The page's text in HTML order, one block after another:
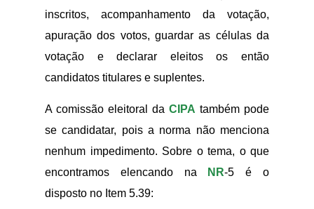
inscritos, acompanhamento da votação,
apuração dos votos, guardar as células da
votação e declarar eleitos os então
candidatos titulares e suplentes.
A comissão eleitoral da CIPA também pode
se candidatar, pois a norma não menciona
nenhum impedimento. Sobre o tema, o que
encontramos elencando na
NR-5 é o
disposto no Item 5.39: